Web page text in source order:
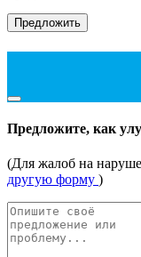
Предложить
Предложите, как
(Для жалоб на
другую форму )